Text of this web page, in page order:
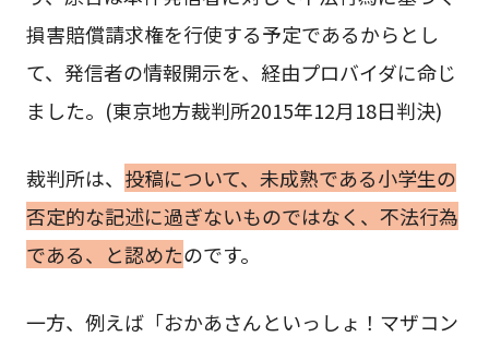
損害賠償請求権を行使する予定であるからとし
て、発信者の情報開示を、経由プロバイダに命じ
ました。(東京地方裁判所2015年12月18日判決)
裁判所は、 投稿について、未成熟である小学生の
否定的な記述に過ぎないものではなく、不法行為
である、と認めたのです。
一方、例えば「おかあさんといっしょ！マザコン